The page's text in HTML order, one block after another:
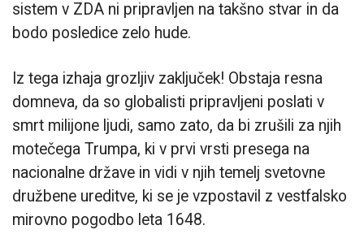
sistem v ZDA ni pripravljen na takšno stvar in da
bodo posledice zelo hude.
Iz tega izhaja grozljiv zaključek! Obstaja resna
domneva, da so globalisti pripravljeni poslati v
smrt milijone ljudi, samo zato, da bi zrušili za njih
motečega Trumpa, ki v prvi vrsti presega na
nacionalne države in vidi v njih temelj svetovne
družbene ureditve, ki se je vzpostavil z vestfalsko
mirovno pogodbo leta 1648.